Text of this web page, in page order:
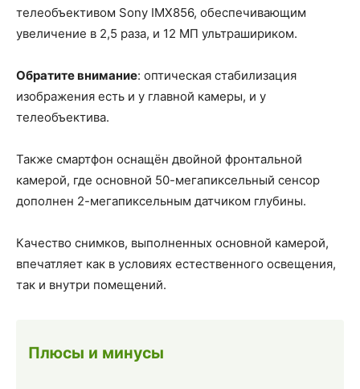
телеобъективом Sony IMX856, обеспечивающим
увеличение в 2,5 раза, и 12 МП ультрашириком.
Обратите внимание: оптическая стабилизация
изображения есть и у главной камеры, и у
телеобъектива.
Также смартфон оснащён двойной фронтальной
камерой, где основной 50-мегапиксельный сенсор
дополнен 2-мегапиксельным датчиком глубины.
Качество снимков, выполненных основной камерой,
впечатляет как в условиях естественного освещения,
так и внутри помещений.
Плюсы и минусы